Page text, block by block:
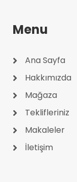
Menu
Ana Sayfa
Hakkımızda
Mağaza
Teklifleriniz
Makaleler
İletişim